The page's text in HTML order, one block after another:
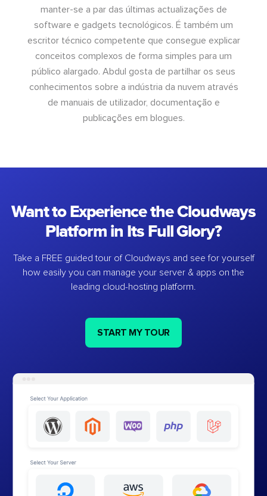
manter-se a par das últimas actualizações de
software e gadgets tecnológicos. É também um
escritor técnico competente que consegue explicar
conceitos complexos de forma simples para um
público alargado. Abdul gosta de partilhar os seus
conhecimentos sobre a indústria da nuvem através
de manuais de utilizador, documentação e
publicações em blogues.
Want to Experience the Cloudways
Platform in Its Full Glory?
Take a FREE guided tour of Cloudways and see for yourself
how easily you can manage your server & apps on the
leading cloud-hosting platform.
START MY TOUR